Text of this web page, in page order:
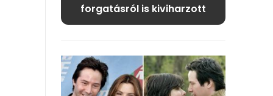
forgatásról is kiviharzott